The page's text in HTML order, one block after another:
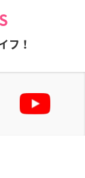
フ！